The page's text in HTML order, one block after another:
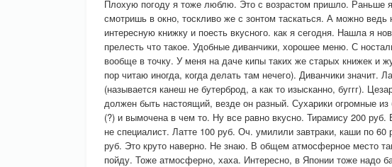
Плохую погоду я тоже люблю. Это с возрастом пришло. Раньше
смотришь в окно, тоскливо же с зонтом таскаться. А можно ведь
интересную книжку и поесть вкусного. как я сегодня. Нашла я
прелесть что такое. Удобные диванчики, хорошее меню. С
вообще в точку. У меня на даче кипы таких же старых книжек и
пор читаю иногда, когда делать там нечего). Диванчики
(называется канеш не бутерброд, а как то изысканно, буггг).
должен быть настоящий, везде он разный. Сухарики огромные
(?) и вымочена в чем то. Ну все равно вкусно. Тирамису 200
не специалист. Латте 100 руб. Оч. умилили завтраки, каши по
руб. Это круто наверно. Не знаю. В общем атмосферное место
пойду. Тоже атмосферно, хаха. Интересно, в Японии тоже надо